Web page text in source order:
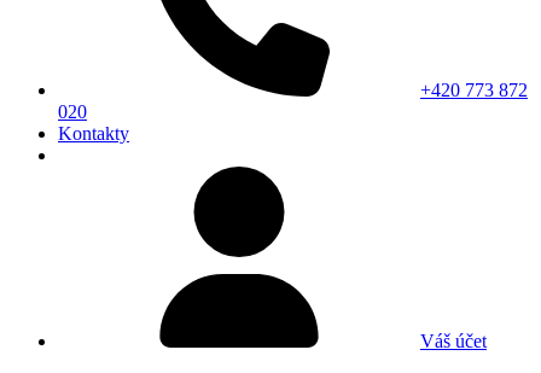
+420 773 872
020
Kontakty
Váš účet